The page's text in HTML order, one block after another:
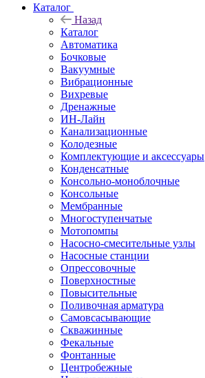
Каталог
Назад
Каталог
Автоматика
Бочковые
Вакуумные
Вибрационные
Вихревые
Дренажные
ИН-Лайн
Канализационные
Колодезные
Комплектующие и аксессуары
Конденсатные
Консольно-моноблочные
Консольные
Мембранные
Многоступенчатые
Мотопомпы
Насосно-смесительные узлы
Насосные станции
Опрессовочные
Поверхностные
Повысительные
Поливочная арматура
Самовсасывающие
Скважинные
Фекальные
Фонтанные
Центробежные